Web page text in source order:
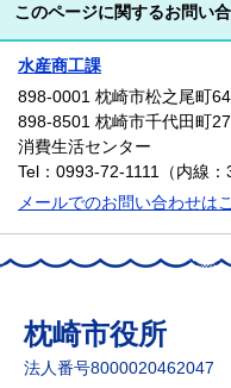
このページに関するお問い
水産商工課
898-0001 枕崎市松之尾町64
898-8501 枕崎市千代田町
消費生活センター
Tel：0993-72-1111（内線：
メールでのお問い合わせは
枕崎市役所
法人番号8000020462047